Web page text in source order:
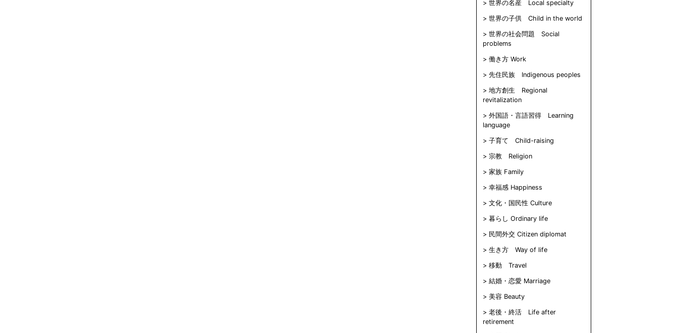
世界の名産 Local specialty
世界の子供 Child in the world
世界の社会問題 Social
problems
働き方 Work
先住民族 Indigenous peoples
地方創生 Regional
revitalization
外国語・言語習得 Learning
language
子育て Child-raising
宗教 Religion
家族 Family
幸福感 Happiness
文化・国民性 Culture
暮らし Ordinary life
民間外交 Citizen diplomat
生き方 Way of life
移動 Travel
結婚・恋愛 Marriage
美容 Beauty
老後・終活 Life after
retirement